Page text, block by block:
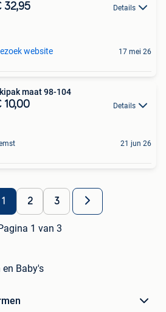
32,95 Details
website 17 mei 26
maat 98-104
10,00 Details
21 jun 26
1 2 3
1 van 3
Baby's